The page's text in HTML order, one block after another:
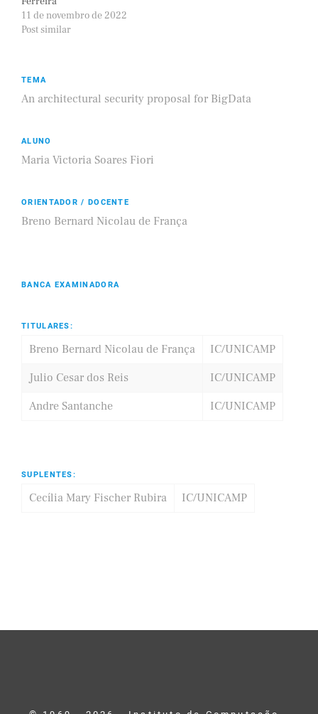
11 de novembro de 2022
Post similar
TEMA
An architectural security proposal for BigData
ALUNO
Maria Victoria Soares Fiori
ORIENTADOR / DOCENTE
Breno Bernard Nicolau de França
BANCA EXAMINADORA
TITULARES:
Breno Bernard Nicolau de França
IC/UNICAMP
Julio Cesar dos Reis
IC/UNICAMP
Andre Santanche
IC/UNICAMP
SUPLENTES:
Cecília Mary Fischer Rubira IC/UNICAMP